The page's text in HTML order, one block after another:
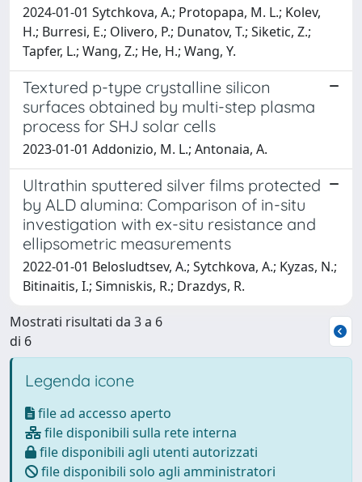
2024-01-01 Sytchkova, A.; Protopapa, M. L.; Kolev,
H.; Burresi, E.; Olivero, P.; Dunatov, T.; Siketic, Z.;
Tapfer, L.; Wang, Z.; He, H.; Wang, Y.
Textured p-type crystalline silicon
surfaces obtained by multi-step plasma
process for SHJ solar cells
2023-01-01 Addonizio, M. L.; Antonaia, A.
Ultrathin sputtered silver films protected
by ALD alumina: Comparison of in-situ
investigation with ex-situ resistance and
ellipsometric measurements
2022-01-01 Belosludtsev, A.; Sytchkova, A.; Kyzas, N.;
Bitinaitis, I.; Simniskis, R.; Drazdys, R.
Mostrati risultati da 3 a 6
di 6
Legenda icone
file ad accesso aperto
file disponibili sulla rete interna
file disponibili agli utenti autorizzati
file disponibili solo agli amministratori